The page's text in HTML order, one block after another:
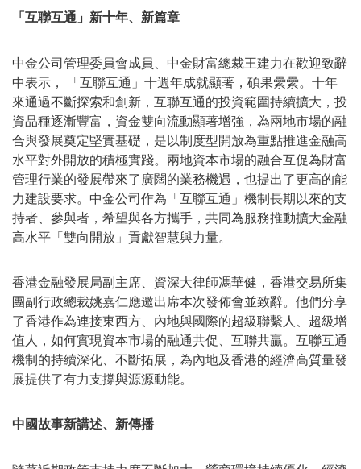
「互聯互通」 新十年、新篇章
中金公司管理委員會成員、中金財富總裁王建力在歡迎致辭
中表示，
「互聯互通」十週年成就顯著，碩果纍纍。十年
來通過不斷探索和創新，互聯互通的投資範圍持續擴大，投
資品種逐漸豐富，資金雙向流動顯著增強，為兩地市場的融
合與發展奠定堅實基礎，是以制度型開放為重點推進金融高
水平對外開放的積極實踐。兩地資本市場的融合互促為財富
管理行業的發展帶來了廣闊的業務機遇，也提出了更高的能
力建設要求。中金公司作為「互聯互通」機制長期以來的支
持者、參與者，希望與各方攜手，共同為服務推動擴大金融
高水平「雙向開放」貢獻智慧與力量。
香港金融發展局副主席、資深大律師馮華健 ，香港交易所集
團副行政總裁姚嘉仁應邀出席本次發佈會並致辭。他們分享
了香港作為連接東西方、內地與國際的超級聯繫人、超級增
值人，如何實現資本市場的融通共促、互聯共贏。互聯互通
機制的持續深化、不斷拓展，為內地及香港的經濟高質量發
展提供了有力支撐與源源動能。
中國故事新講述、新傳播